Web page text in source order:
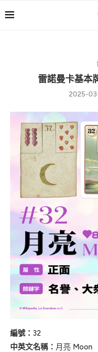
雷諾曼卡基本
2025-
編號： 32
中英文名稱： 月亮 Moon